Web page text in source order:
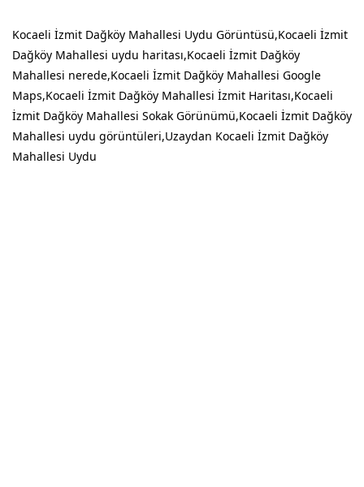
Kocaeli İzmit Dağköy Mahallesi Uydu Görüntüsü,Kocaeli İzmit
Dağköy Mahallesi uydu haritası,Kocaeli İzmit Dağköy
Mahallesi nerede,Kocaeli İzmit Dağköy Mahallesi Google
Maps,Kocaeli İzmit Dağköy Mahallesi İzmit Haritası,Kocaeli
İzmit Dağköy Mahallesi Sokak Görünümü,Kocaeli İzmit Dağköy
Mahallesi uydu görüntüleri,Uzaydan Kocaeli İzmit Dağköy
Mahallesi Uydu